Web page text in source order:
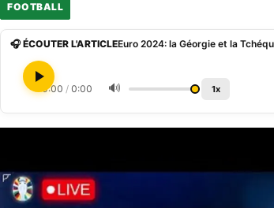
FOOTBALL
🎧 ÉCOUTER L'ARTICLEEuro 2024: la Géorgie et la
0:00 / 0:00 🔊 1x